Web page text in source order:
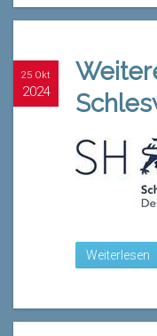
25 Okt
2024
Weiterlesen